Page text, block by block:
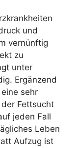
und
vernünftig
zu
unter
Ergänzend
sehr
Fettsucht
jeden Fall
Leben
Aufzug ist